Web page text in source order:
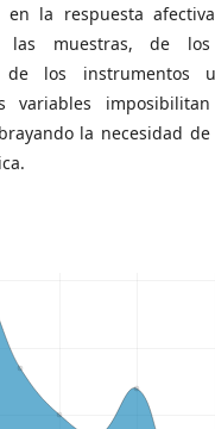
en la respuesta
las muestras, de
de los instrumentos
variables
la necesidad